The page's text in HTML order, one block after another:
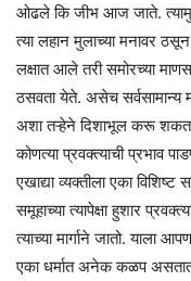
ओढले कि जीभ आज जाते.
त्या लहान मुलाच्या मनावर
लक्षात आले तरी समोरच्या
ठसवता येते. असेच सर्वसामान्य
अशा तऱ्हेने दिशाभूल करू
कोणत्या प्रवक्त्याची प्रभाव
एखाद्या व्यक्तीला एका
समूहाच्या त्यापेक्षा हुशार
त्याच्या मार्गाने जातो. याला
एका धर्मात अनेक कळप